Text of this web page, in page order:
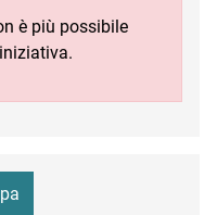
è più possibile